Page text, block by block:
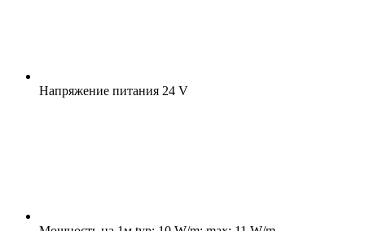
Напряжение питания 24 V